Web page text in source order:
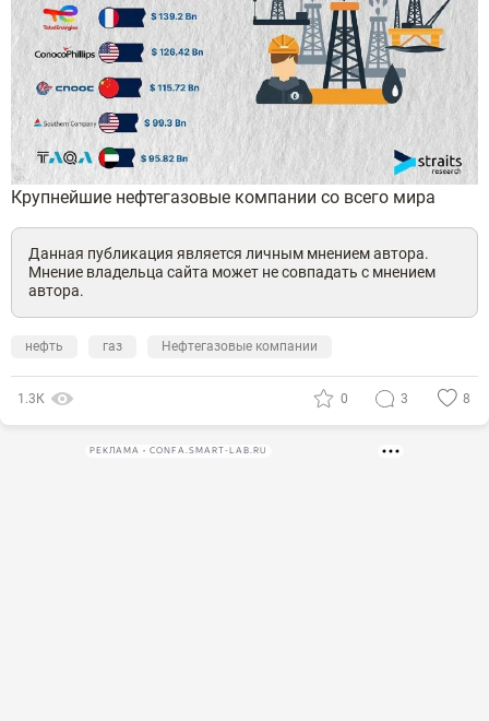
Крупнейшие нефтегазовые компании со всего мира
Данная публикация является личным мнением автора.
Мнение владельца сайта может не совпадать с мнением
автора.
нефть газ Нефтегазовые компании
1.3К 0 3 8
РЕКЛАМА • CONFA.SMART-LAB.RU